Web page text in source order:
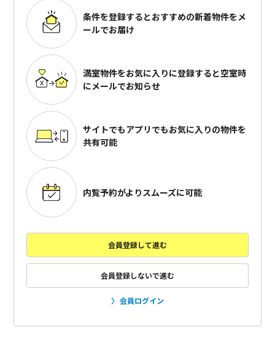
条件を登録するとおすすめの新着物件をメ
ールでお届け
満室物件をお気に入りに登録すると空室時
にメールでお知らせ
サイトでもアプリでもお気に入りの物件を
共有可能
内覧予約がよりスムーズに可能
会員登録して進む
会員登録しないで進む
会員ログイン